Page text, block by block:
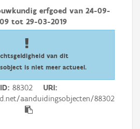
erfgoed van 24-09-
tot 29-03-2019
van dit
is niet meer actueel.
ID 88302
URI
aanduidingsobjecten/88302